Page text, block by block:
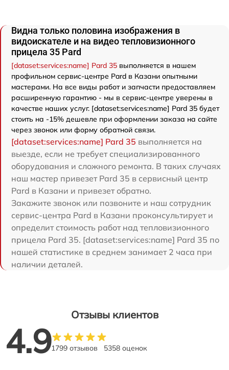
Видна только половина изображения в
видоискателе и на видео тепловизионного
прицела 35 Pard
[dataset:services:name] Pard 35 выполняется в нашем
профильном сервис-центре Pard в Казани опытными
мастерами. На все виды работ и запчасти предоставляем
расширенную гарантию - мы в сервис-центре уверены в
качестве наших услуг. [dataset:services:name] Pard 35 будет
стоить на -15% дешевле при оформлении заказа на сайте
через звонок или форму обратной связи.
[dataset:services:name] Pard 35 выполняется на
выезде, если не требует специализированного
оборудования и сложного ремонта. В таких случаях
наш мастер привезет Pard 35 в сервисный центр
Pard в Казани и привезет обратно.
Закажите звонок или позвоните и наш сотрудник
сервис-центра Pard в Казани проконсультирует и
определит стоимость работ над тепловизионного
прицела Pard 35. [dataset:services:name] Pard 35 по
нашей статистике в среднем занимает 2 часа при
наличии деталей.
Отзывы клиентов
4.91799 отзывов 5358 оценок